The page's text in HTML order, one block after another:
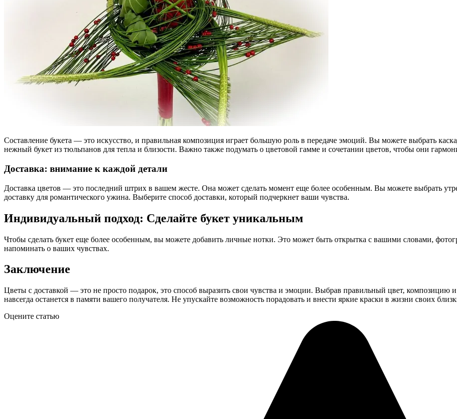
Составление букета — это искусство, и правильная композиция играет большую роль в передаче эмоций. Вы можете выбрать
нежный букет из тюльпанов для тепла и близости. Важно также подумать о цветовой гамме и сочетании цветов, чтобы они
Доставка: внимание к каждой детали
Доставка цветов — это последний штрих в вашем жесте. Она может сделать момент еще более особенным. Вы можете выбрать
доставку для романтического ужина. Выберите способ доставки, который подчеркнет ваши чувства.
Индивидуальный подход: Сделайте букет уникальным
Чтобы сделать букет еще более особенным, вы можете добавить личные нотки. Это может быть открытка с вашими словами,
напоминать о ваших чувствах.
Заключение
Цветы с доставкой — это не просто подарок, это способ выразить свои чувства и эмоции. Выбрав правильный цвет, композицию
навсегда останется в памяти вашего получателя. Не упускайте возможность порадовать и внести яркие краски в жизни своих
Оцените статью